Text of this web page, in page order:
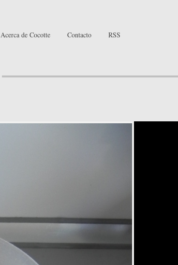
Acerca de Cocotte Contacto RSS